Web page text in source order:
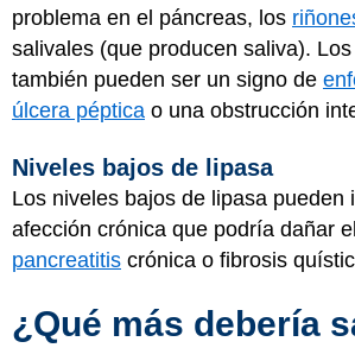
problema en el páncreas, los
salivales (que producen saliva).
también pueden ser un signo de
úlcera péptica o una obstrucción
Niveles bajos de lipasa
Los niveles bajos de lipasa pueden
afección crónica que podría dañar
pancreatitis crónica o fibrosis
¿Qué más debería